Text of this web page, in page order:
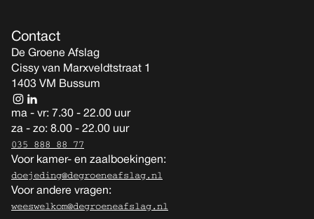
Contact
De Groene Afslag
Cissy van Marxveldtstraat 1
1403 VM Bussum
ma - vr: 7.30 - 22.00 uur
za - zo: 8.00 - 22.00 uur
035 888 88 77
Voor kamer- en zaalboekingen:
doejeding@degroeneafslag.nl
Voor andere vragen:
weeswelkom@degroeneafslag.nl